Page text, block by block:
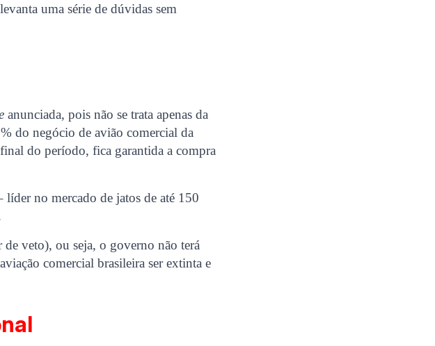
uma série de dúvidas sem
anunciada, pois não se trata apenas da
do negócio de avião comercial da
do período, fica garantida a compra
líder no mercado de jatos de até 150
de veto), ou seja, o governo não terá
comercial brasileira ser extinta e